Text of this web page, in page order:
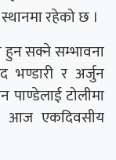
रहेको छ ।
हुन सक्ने सम्भावना
र अर्जुन
टोलीमा
आज एकदिवसीय